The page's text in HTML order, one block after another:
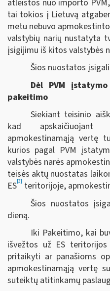
atleistos nuo importo
tai tokios į Lietuvą
metu nebuvo
valstybių narių nustatyta
įsigijimu iš kitos valstybės
Šios nuostatos
Dėl PVM
pakeitimo
Siekiant teisinio
kad apskaičiuojant
apmokestinamąją vertę
kurios pagal PVM
valstybės narės
teisės aktų nuostatas
ES[3] teritorijoje,
Šios nuostatos
dieną.
Iki Pakeitimo, kai
išvežtos už ES
pritaikyti ar panašioms
apmokestinamąją vertę
suteiktų atitinkamų